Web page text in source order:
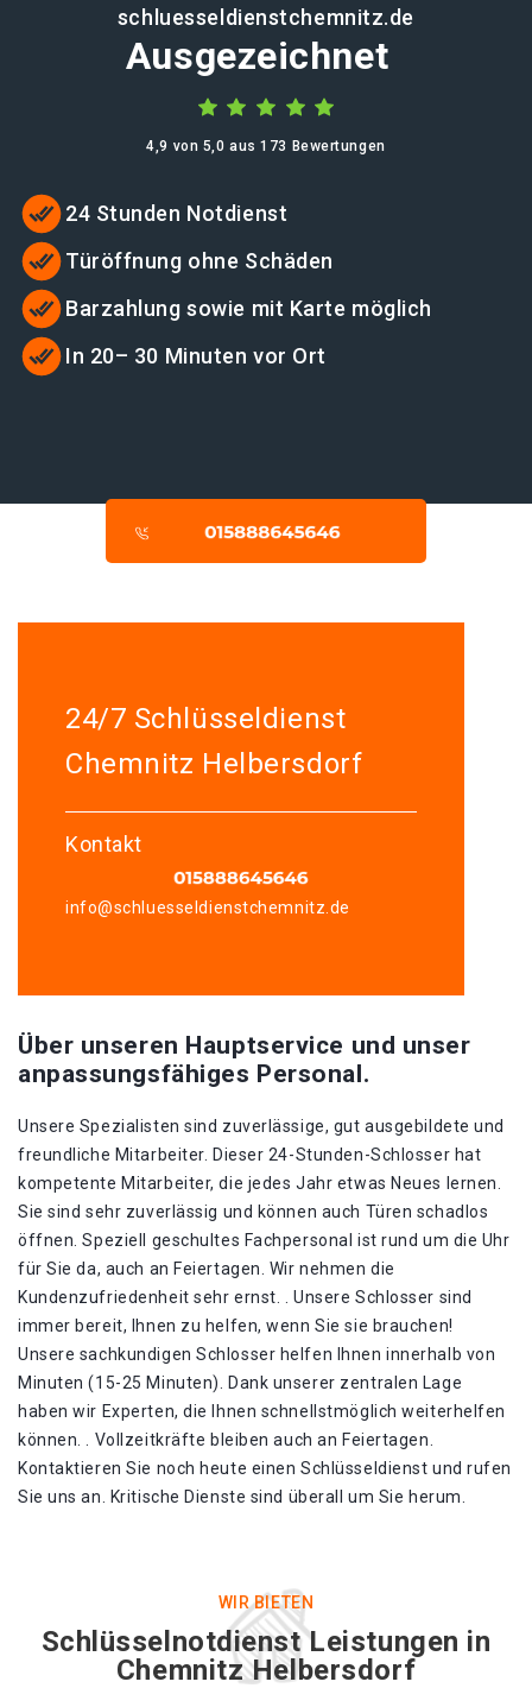
schluesseldienstchemnitz.de
Ausgezeichnet
4,9 von 5,0 aus 173 Bewertungen
24 Stunden Notdienst
Türöffnung ohne Schäden
Barzahlung sowie mit Karte möglich
In 20– 30 Minuten vor Ort
24/7 Schlüsseldienst
Chemnitz Helbersdorf
Kontakt
info@schluesseldienstchemnitz.de
Über unseren Hauptservice und unser
anpassungsfähiges Personal.
Unsere Spezialisten sind zuverlässige, gut ausgebildete und
freundliche Mitarbeiter. Dieser 24-Stunden-Schlosser hat
kompetente Mitarbeiter, die jedes Jahr etwas Neues lernen.
Sie sind sehr zuverlässig und können auch Türen schadlos
öffnen. Speziell geschultes Fachpersonal ist rund um die Uhr
für Sie da, auch an Feiertagen. Wir nehmen die
Kundenzufriedenheit sehr ernst. . Unsere Schlosser sind
immer bereit, Ihnen zu helfen, wenn Sie sie brauchen!
Unsere sachkundigen Schlosser helfen Ihnen innerhalb von
Minuten (15-25 Minuten). Dank unserer zentralen Lage
haben wir Experten, die Ihnen schnellstmöglich weiterhelfen
können. . Vollzeitkräfte bleiben auch an Feiertagen.
Kontaktieren Sie noch heute einen Schlüsseldienst und rufen
Sie uns an. Kritische Dienste sind überall um Sie herum.
WIR BIETEN
Schlüsselnotdienst Leistungen in
Chemnitz Helbersdorf